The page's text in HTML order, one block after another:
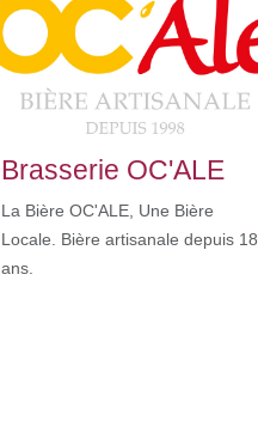
Brasserie OC'ALE
La Bière OC'ALE, Une Bière
Locale. Bière artisanale depuis 18
ans.